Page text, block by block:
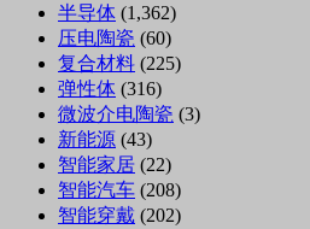
半导体 (1,362)
压电陶瓷 (60)
复合材料 (225)
弹性体 (316)
微波介电陶瓷 (3)
新能源 (43)
智能家居 (22)
智能汽车 (208)
智能穿戴 (202)